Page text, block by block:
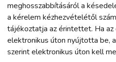
meghosszabbításáról a
a kérelem kézhezvételétől
tájékoztatja az érintettet. Ha
elektronikus úton nyújtotta be,
szerint elektronikus úton kell